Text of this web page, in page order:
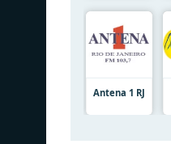
Antena 1 RJ